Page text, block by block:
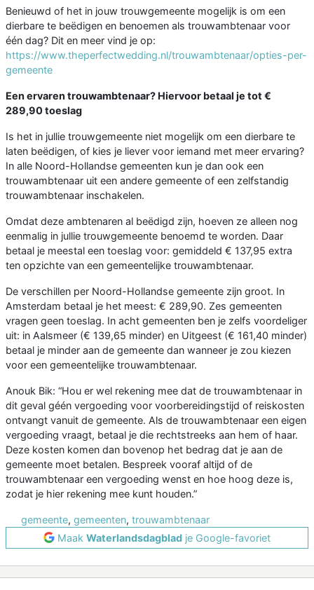
Benieuwd of het in jouw trouwgemeente mogelijk is om een
dierbare te beëdigen en benoemen als trouwambtenaar voor
één dag? Dit en meer vind je op:
https://www.theperfectwedding.nl/trouwambtenaar/opties-per-
gemeente
Een ervaren trouwambtenaar? Hiervoor betaal je tot €
289,90 toeslag
Is het in jullie trouwgemeente niet mogelijk om een dierbare te
laten beëdigen, of kies je liever voor iemand met meer ervaring?
In alle Noord-Hollandse gemeenten kun je dan ook een
trouwambtenaar uit een andere gemeente of een zelfstandig
trouwambtenaar inschakelen.
Omdat deze ambtenaren al beëdigd zijn, hoeven ze alleen nog
eenmalig in jullie trouwgemeente benoemd te worden. Daar
betaal je meestal een toeslag voor: gemiddeld € 137,95 extra
ten opzichte van een gemeentelijke trouwambtenaar.
De verschillen per Noord-Hollandse gemeente zijn groot. In
Amsterdam betaal je het meest: € 289,90. Zes gemeenten
vragen geen toeslag. In acht gemeenten ben je zelfs voordeliger
uit: in Aalsmeer (€ 139,65 minder) en Uitgeest (€ 161,40 minder)
betaal je minder aan de gemeente dan wanneer je zou kiezen
voor een gemeentelijke trouwambtenaar.
Anouk Bik: “Hou er wel rekening mee dat de trouwambtenaar in
dit geval géén vergoeding voor voorbereidingstijd of reiskosten
ontvangt vanuit de gemeente. Als de trouwambtenaar een eigen
vergoeding vraagt, betaal je die rechtstreeks aan hem of haar.
Deze kosten komen dan bovenop het bedrag dat je aan de
gemeente moet betalen. Bespreek vooraf altijd of de
trouwambtenaar een vergoeding wenst en hoe hoog deze is,
zodat je hier rekening mee kunt houden.”
gemeente, gemeenten, trouwambtenaar
Maak Waterlandsdagblad je Google-favoriet